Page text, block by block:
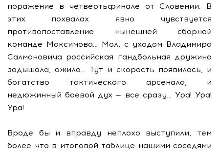
поражение в четвертьфинале от Словении. В
этих похвалах явно чувствуется
противопоставление нынешней сборной
команде Максимова… Мол, с уходом Владимира
Салмановича российская гандбольная дружина
задышала, ожила… Тут и скорость появилась, и
богатство тактического арсенала, и
недюжинный боевой дух — все сразу… Ура! Ура!
Ура!
Вроде бы и вправду неплохо выступили, тем
более что в итоговой таблице нашими соседями